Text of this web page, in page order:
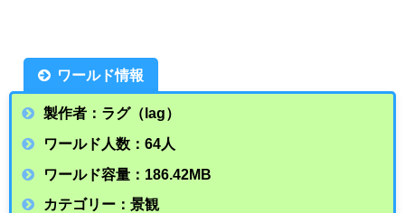
ワールド情報
製作者：ラグ（lag）
ワールド人数：64人
ワールド容量：186.42 MB
カテゴリー：景観